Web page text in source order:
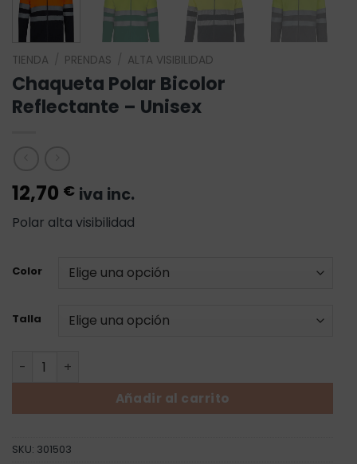
TIENDA PRENDAS ALTA VISIBILIDAD
Chaqueta Polar Bicolor
Reflectante – Unisex
12,70 € iva inc.
Polar alta visibilidad
Color
Talla
Chaqueta Polar Bicolor Reflectante - Unisex cantidad
Añadir al carrito
SKU: 301503